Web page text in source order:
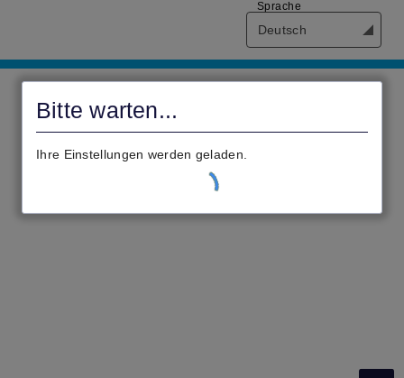
Bitte warten...
Ihre Einstellungen werden geladen.
Deutsch
Sprache
civento